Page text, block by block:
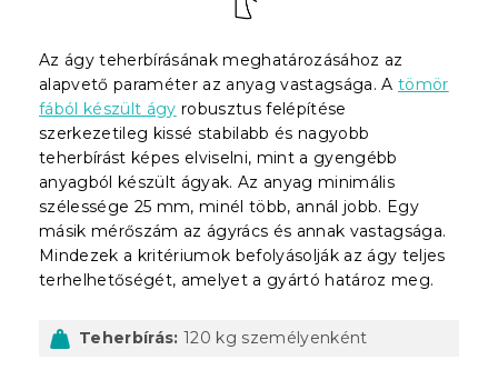
Az ágy teherbírásának meghatározásához az
alapvető paraméter az anyag vastagsága. A tömör
fából készült ágy robusztus felépítése
szerkezetileg kissé stabilabb és nagyobb
teherbírást képes elviselni, mint a gyengébb
anyagból készült ágyak. Az anyag minimális
szélessége 25 mm, minél több, annál jobb. Egy
másik mérőszám az ágyrács és annak vastagsága.
Mindezek a kritériumok befolyásolják az ágy teljes
terhelhetőségét, amelyet a gyártó határoz meg.
Teherbírás: 120 kg személyenként